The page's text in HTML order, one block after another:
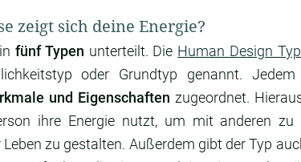
zeigt sich deine Energie?
infünf Typen unterteilt. Die Human Design
oder Grundtyp genannt.
und Eigenschaften zugeordnet.
ihre Energie nutzt, um mit anderen zu
zu gestalten. Außerdem gibt der Typ